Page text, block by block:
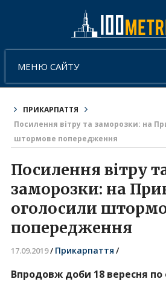
МЕНЮ САЙТУ
ПРИКАРПАТТЯ
Посилення вітру та заморозки: на
штормове попередження
Посилення вітру
заморозки: на
оголосили
попередження
17.09.2019/ Прикарпаття /
Впродовж доби 18 вересня по